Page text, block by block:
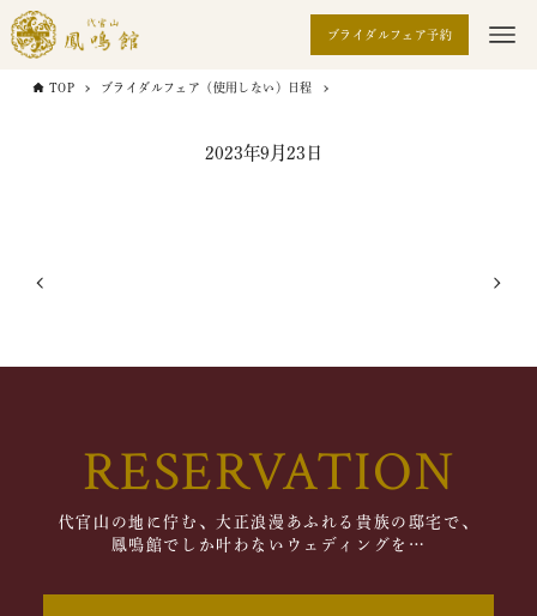
ブライダルフェア予約
TOP ブライダルフェア（使用しない）日程
2023年9月23日
RESERVATION
代官山の地に佇む、大正浪漫あふれる貴族の邸宅で、
鳳鳴館でしか叶わないウェディングを…